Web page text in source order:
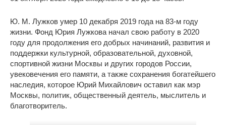
Ю. М. Лужков умер 10 декабря 2019 года на 83-м году
жизни. Фонд Юрия Лужкова начал свою работу в 2020
году для продолжения его добрых начинаний, развития и
поддержки культурной, образовательной, духовной,
спортивной жизни Москвы и других городов России,
увековечения его памяти, а также сохранения богатейшего
наследия, которое Юрий Михайлович оставил как мэр
Москвы, политик, общественный деятель, мыслитель и
благотворитель.